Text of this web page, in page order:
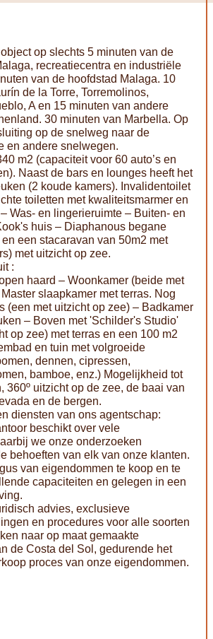
op slechts 5 minuten van de
recreatiecentra en industriële
van de hoofdstad Malaga. 10
de la Torre, Torremolinos,
A en 15 minuten van andere
30 minuten van Marbella. Op
op de snelweg naar de
en andere snelwegen.
m2 (capaciteit voor 60 auto’s en
Naast de bars en lounges heeft het
(2 koude kamers). Invalidentoilet
toiletten met kwaliteitsmarmer en
Was- en lingerieruimte – Buiten- en
huis – Diaphanous begane
een stacaravan van 50m2 met
met uitzicht op zee.
:
haard – Woonkamer (beide met
slaapkamer met terras. Nog
(een met uitzicht op zee) – Badkamer
– Boven met 'Schilder's Studio'
op zee) met terras en een 100 m2
en tuin met volgroeide
dennen, cipressen,
bamboe, enz.) Mogelijkheid tot
360º uitzicht op de zee, de baai van
en de bergen.
diensten van ons agentschap:
beschikt over vele
we onze onderzoeken
behoeften van elk van onze klanten.
van eigendommen te koop en te
capaciteiten en gelegen in een
advies, exclusieve
en procedures voor alle soorten
naar op maat gemaakte
de Costa del Sol, gedurende het
proces van onze eigendommen.